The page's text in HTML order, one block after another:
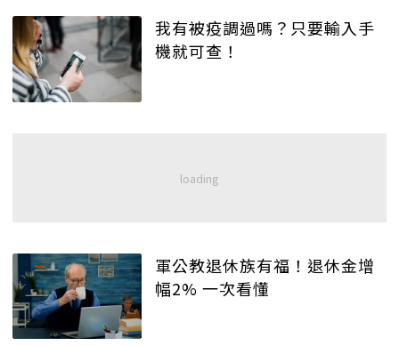
我有被疫調過嗎？只要輸入手
機就可查！
軍公教退休族有福！退休金增
幅2% 一次看懂